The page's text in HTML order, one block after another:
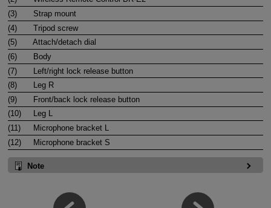
(3)
Strap mount
(4)
Tripod screw
(5)
Attach/detach dial
(6)
Body
(7)
Left/right lock release button
(8)
Leg R
(9)
Front/back lock release button
(10)
Leg L
(11)
Microphone bracket L
(12)
Microphone bracket S
Note